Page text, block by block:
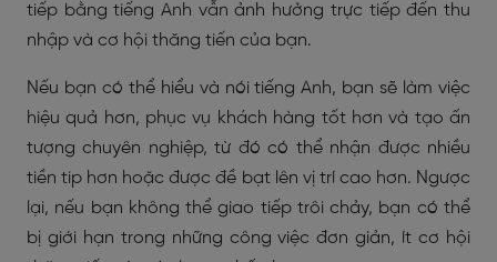
tiếp bằng tiếng Anh vẫn ảnh hưởng trực tiếp đến thu
nhập và cơ hội thăng tiến của bạn.
Nếu bạn có thể hiểu và nói tiếng Anh, bạn sẽ làm việc
hiệu quả hơn, phục vụ khách hàng tốt hơn và tạo ấn
tượng chuyên nghiệp, từ đó có thể nhận được nhiều
tiền tip hơn hoặc được đề bạt lên vị trí cao hơn. Ngược
lại, nếu bạn không thể giao tiếp trôi chảy, bạn có thể
bị giới hạn trong những công việc đơn giản, ít cơ hội